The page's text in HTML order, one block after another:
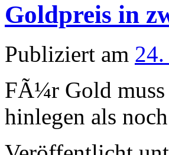
Goldpreis in
Publiziert am
FÃ¼r Gold
hinlegen als